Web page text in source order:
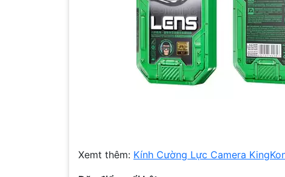
Xemt thêm: Kính Cường Lực Camera